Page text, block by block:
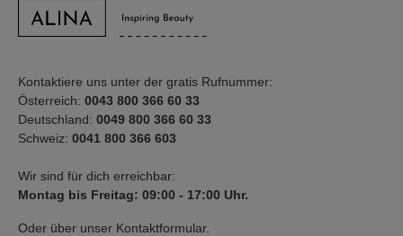
Kontaktiere uns unter der gratis Rufnummer:
Österreich: 0043 800 366 60 33
Deutschland: 0049 800 366 60 33
Schweiz: 0041 800 366 603
Wir sind für dich erreichbar:
Montag bis Freitag: 09:00 - 17:00 Uhr.
Oder über unser Kontaktformular.